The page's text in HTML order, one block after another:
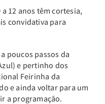
12 anos têm cortesia,
convidativa para
poucos passos da
e pertinho dos
Feirinha da
e ainda voltar para um
a programação.